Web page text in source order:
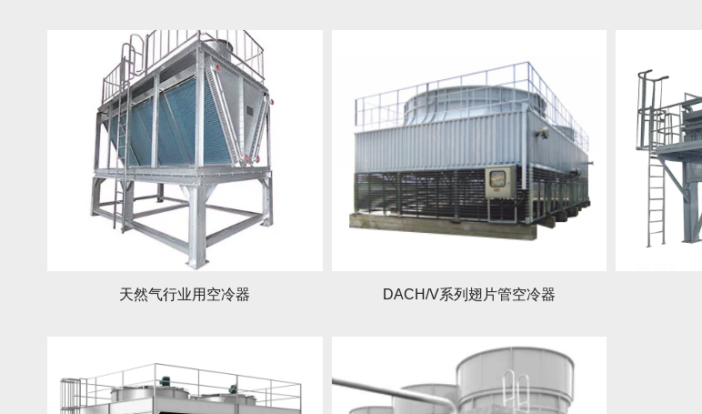
天然气行业用空冷器 DACH/V系列翅片管空冷器